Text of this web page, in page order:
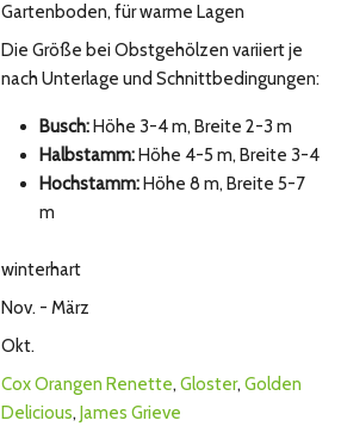
Gartenboden, für warme Lagen
Die Größe bei Obstgehölzen variiert je
nach Unterlage und Schnittbedingungen:
Busch:Höhe 3-4 m, Breite 2-3 m
Halbstamm:Höhe 4-5 m, Breite 3-4
Hochstamm:Höhe 8 m, Breite 5-7
m
winterhart
Nov. - März
Okt.
Cox Orangen Renette, Gloster, Golden
Delicious, James Grieve